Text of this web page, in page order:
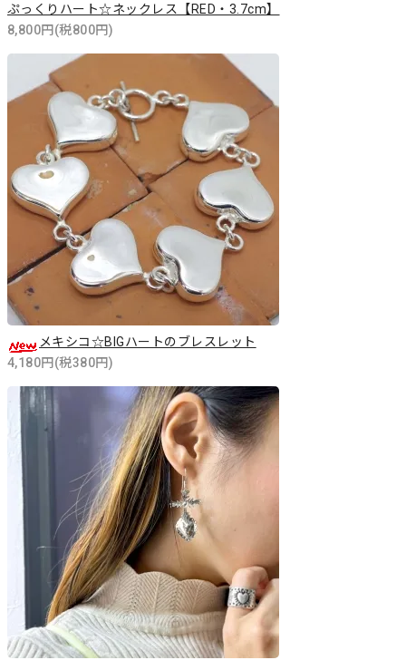
ぷっくりハート☆ネックレス【RED・3.7cm】
8,800円(税800円)
メキシコ☆BIGハートのブレスレット
4,180円(税380円)